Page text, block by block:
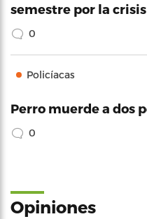
semestre por la
0
Policíacas
Perro muerde a dos
0
Opiniones